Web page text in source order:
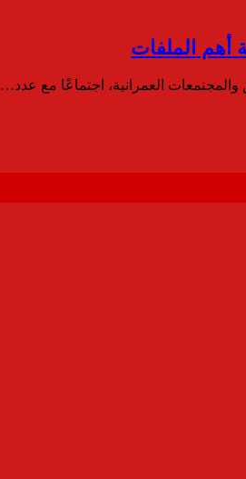
أهم الملفات
العمرانية، اجتماعًا مع عدد…